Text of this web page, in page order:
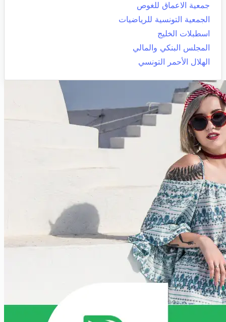
جمعية الاعماق للغوص
الجمعية التونسية للرياضيات
اسطبلات الخليج
المجلس البنكي والمالي
الهلال الأحمر التونسي